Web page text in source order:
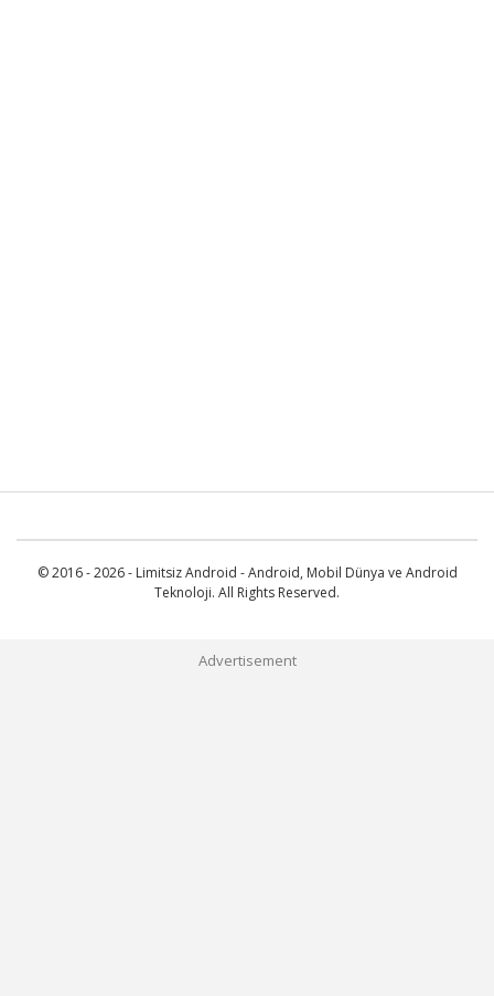
© 2016 - 2026 - Limitsiz Android - Android, Mobil Dünya ve Android
Teknoloji. All Rights Reserved.
Advertisement